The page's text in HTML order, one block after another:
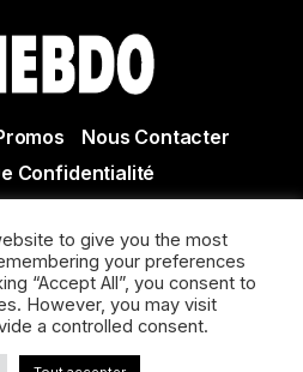
Nous Contacter
Confidentialité
en lot et Garonne - Actualité
sur Lot
to give you the most
your preferences
“Accept All”, you consent to
However, you may visit
a controlled consent.